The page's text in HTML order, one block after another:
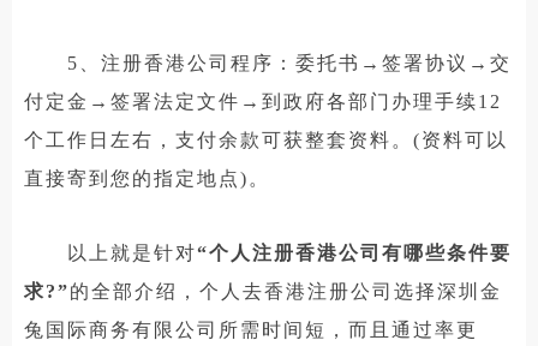
5、注册香港公司程序：委托书→签署协议→交
付定金→签署法定文件→到政府各部门办理手续12
个工作日左右，支付余款可获整套资料。(资料可以
直接寄到您的指定地点)。
以上就是针对“个人注册香港公司有哪些条件要
求?”的全部介绍，个人去香港注册公司选择深圳金
兔国际商务有限公司所需时间短，而且通过率更